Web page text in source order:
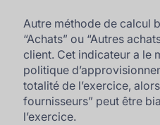
Autre méthode de calcul
“Achats” ou “Autres
client. Cet indicateur a le
politique
totalité de l’exercice,
fournisseurs” peut être
l’exercice.